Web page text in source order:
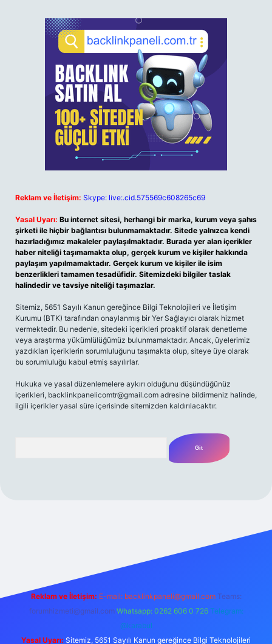
Reklam ve İletişim: Skype: live:.cid.575569c608265c69
Yasal Uyarı: Bu internet sitesi, herhangi bir marka, kurum veya şahıs
şirketi ile hiçbir bağlantısı bulunmamaktadır. Sitede yalnızca kendi
hazırladığımız makaleler paylaşılmaktadır. Burada yer alan içerikler
haber niteliği taşımamakta olup, gerçek kurum ve kişiler hakkında
paylaşım yapılmamaktadır. Gerçek kurum ve kişiler ile isim
benzerlikleri tamamen tesadüfidir. Sitemizdeki bilgiler taslak
halindedir ve tavsiye niteliği taşımazlar.
Sitemiz, 5651 Sayılı Kanun gereğince Bilgi Teknolojileri ve İletişim
Kurumu (BTK) tarafından onaylanmış bir Yer Sağlayıcı olarak hizmet
vermektedir. Bu nedenle, sitedeki içerikleri proaktif olarak denetleme
veya araştırma yükümlülüğümüz bulunmamaktadır. Ancak, üyelerimiz
yazdıkları içeriklerin sorumluluğunu taşımakta olup, siteye üye olarak
bu sorumluluğu kabul etmiş sayılırlar.
Hukuka ve yasal düzenlemelere aykırı olduğunu düşündüğünüz
içerikleri, backlinkpanelicomtr@gmail.com adresine bildirmeniz halinde,
ilgili içerikler yasal süre içerisinde sitemizden kaldırılacaktır.
Reklam ve İletişim: E-mail: backlinkpaneli@gmail.com Teams:
forumhizmeti@gmail.com Whatsapp: 0262 606 0 726 Telegram:
@karabul
Yasal Uyarı: Sitemiz, 5651 Sayılı Kanun gereğince Bilgi Teknolojileri